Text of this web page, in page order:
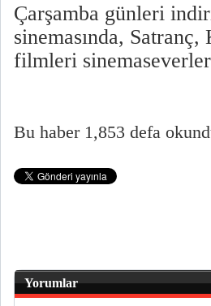
Çarşamba günleri
sinemasında,
filmleri
Bu haber 1,853 defa
Yorumlar